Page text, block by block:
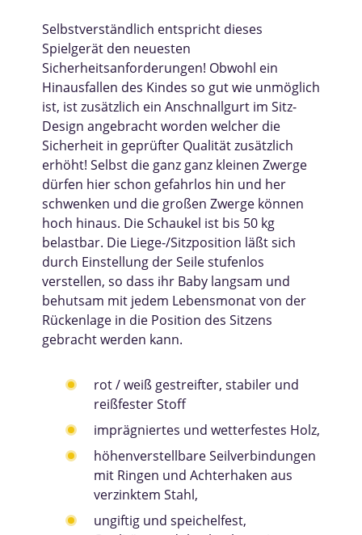
Selbstverständlich entspricht dieses
Spielgerät den neuesten
Sicherheitsanforderungen! Obwohl ein
Hinausfallen des Kindes so gut wie unmöglich
ist, ist zusätzlich ein Anschnallgurt im Sitz-
Design angebracht worden welcher die
Sicherheit in geprüfter Qualität zusätzlich
erhöht! Selbst die ganz ganz kleinen Zwerge
dürfen hier schon gefahrlos hin und her
schwenken und die großen Zwerge können
hoch hinaus. Die Schaukel ist bis 50 kg
belastbar. Die Liege-/Sitzposition läßt sich
durch Einstellung der Seile stufenlos
verstellen, so dass ihr Baby langsam und
behutsam mit jedem Lebensmonat von der
Rückenlage in die Position des Sitzens
gebracht werden kann.
rot / weiß gestreifter, stabiler und
reißfester Stoff
imprägniertes und wetterfestes Holz,
höhenverstellbare Seilverbindungen
mit Ringen und Achterhaken aus
verzinktem Stahl,
ungiftig und speichelfest,